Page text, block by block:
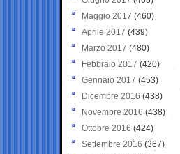
Maggio 2017 (460)
Aprile 2017 (439)
Marzo 2017 (480)
Febbraio 2017 (420)
Gennaio 2017 (453)
Dicembre 2016 (438)
Novembre 2016 (438)
Ottobre 2016 (424)
Settembre 2016 (367)